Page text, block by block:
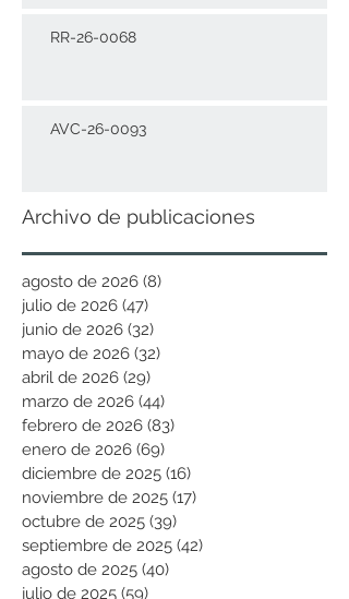
RR-26-0068
AVC-26-0093
Archivo de publicaciones
agosto de 2026 (8)
julio de 2026 (47)
junio de 2026 (32)
mayo de 2026 (32)
abril de 2026 (29)
marzo de 2026 (44)
febrero de 2026 (83)
enero de 2026 (69)
diciembre de 2025 (16)
noviembre de 2025 (17)
octubre de 2025 (39)
septiembre de 2025 (42)
agosto de 2025 (40)
julio de 2025 (59)